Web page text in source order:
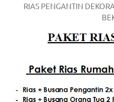
RIAS PENGANTIN